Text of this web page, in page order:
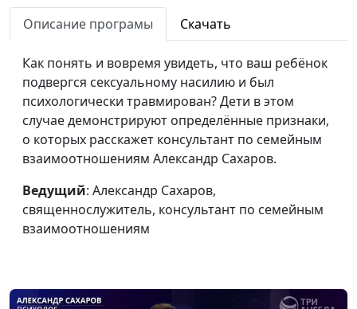
консультант по семейным
взаимоотношениям
Почему мы не
помним
психологическую
травму?
Александр Сахаров,
священнослужитель,
консультант по семейным
взаимоотношениям
#23
Как не нужно
психологической
травмой?
Александр Сахаров,
священнослужитель,
консультант по семейным
взаимоотношениям
взаимоотношениям
Описание програмы Скачать
Как понять и вовремя увидеть, что ваш ребёнок
подвергся сексуальному насилию и был
психологически травмирован? Дети в этом
случае демонстрируют определённые признаки,
о которых расскажет консультант по семейным
взаимоотношениям Александр Сахаров.
Ведущий: Александр Сахаров,
священнослужитель, консультант по семейным
взаимоотношениям